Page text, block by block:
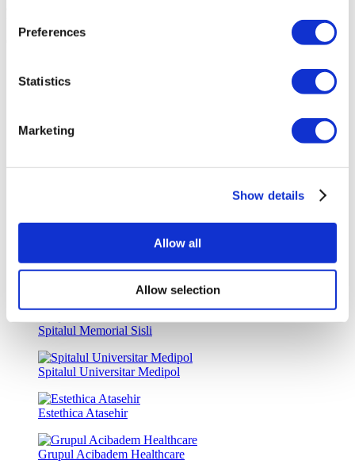
Preferences
Statistics
Marketing
Show details
Allow all
Allow selection
Clinica Luna
Istanbul European Center
Wansiri Hospital
Kamol Cosmetic Hospital
Spitalul Memorial Sisli
Spitalul Universitar Medipol
Estethica Atasehir
Grupul Acibadem Healthcare